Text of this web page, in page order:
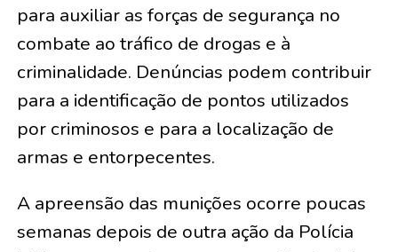
para auxiliar as forças de segurança no
combate ao tráfico de drogas e à
criminalidade. Denúncias podem contribuir
para a identificação de pontos utilizados
por criminosos e para a localização de
armas e entorpecentes.
A apreensão das munições ocorre poucas
semanas depois de outra ação da Polícia